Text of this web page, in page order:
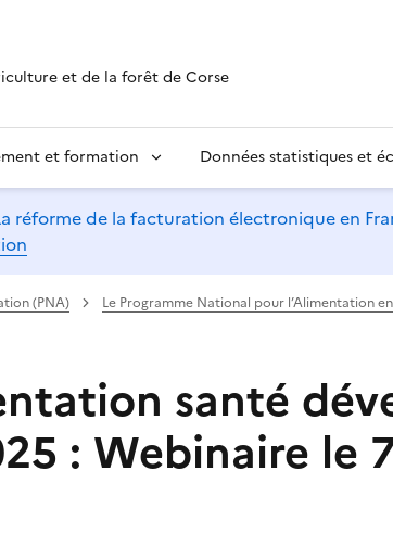
et de la forêt de Corse
et formation Données statistiques et
réforme de la facturation électronique en
(PNA) Le Programme National pour l’Alimentation
santé
: Webinaire le